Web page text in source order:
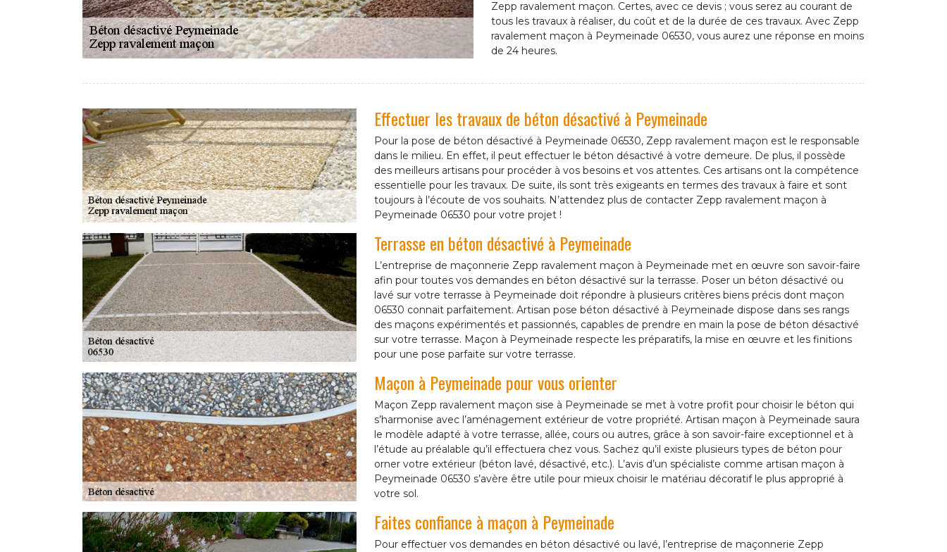
Zepp ravalement maçon. Certes, avec ce devis ; vous serez au courant de
tous les travaux à réaliser, du coût et de la durée de ces travaux. Avec Zepp
ravalement maçon à Peymeinade 06530, vous aurez une réponse en moins
de 24 heures.
Effectuer les travaux de béton désactivé à Peymeinade
Pour la pose de béton désactivé à Peymeinade 06530, Zepp ravalement maçon est le responsable
dans le milieu. En effet, il peut effectuer le béton désactivé à votre demeure. De plus, il possède
des meilleurs artisans pour procéder à vos besoins et vos attentes. Ces artisans ont la compétence
essentielle pour les travaux. De suite, ils sont très exigeants en termes des travaux à faire et sont
toujours à l’écoute de vos souhaits. N’attendez plus de contacter Zepp ravalement maçon à
Peymeinade 06530 pour votre projet !
Terrasse en béton désactivé à Peymeinade
L’entreprise de maçonnerie Zepp ravalement maçon à Peymeinade met en œuvre son savoir-faire
afin pour toutes vos demandes en béton désactivé sur la terrasse. Poser un béton désactivé ou
lavé sur votre terrasse à Peymeinade doit répondre à plusieurs critères biens précis dont maçon
06530 connait parfaitement. Artisan pose béton désactivé à Peymeinade dispose dans ses rangs
des maçons expérimentés et passionnés, capables de prendre en main la pose de béton désactivé
sur votre terrasse. Maçon à Peymeinade respecte les préparatifs, la mise en œuvre et les finitions
pour une pose parfaite sur votre terrasse.
Maçon à Peymeinade pour vous orienter
Maçon Zepp ravalement maçon sise à Peymeinade se met à votre profit pour choisir le béton qui
s’harmonise avec l’aménagement extérieur de votre propriété. Artisan maçon à Peymeinade saura
le modèle adapté à votre terrasse, allée, cours ou autres, grâce à son savoir-faire exceptionnel et à
l’étude au préalable qu’il effectuera chez vous. Sachez qu’il existe plusieurs types de béton pour
orner votre extérieur (béton lavé, désactivé, etc.). L’avis d’un spécialiste comme artisan maçon à
Peymeinade 06530 s’avère être utile pour mieux choisir le matériau décoratif le plus approprié à
votre sol.
Faites confiance à maçon à Peymeinade
Pour effectuer vos demandes en béton désactivé ou lavé, l’entreprise de maçonnerie Zepp